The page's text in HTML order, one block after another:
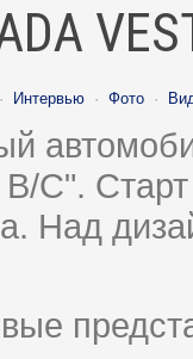
· Интервью · Фото ·
C".
Над